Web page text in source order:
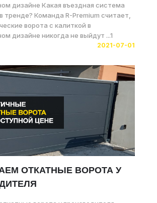
дизайне Какая въездная система
тренде? Команда R-Premium считает,
ворота с калиткой в
дизайне никогда не выйдут ...1
2021-07-01
ОТКАТНЫЕ ВОРОТА У